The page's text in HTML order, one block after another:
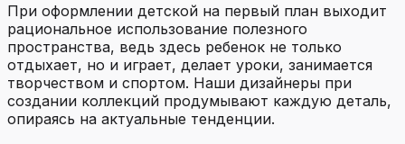
При оформлении детской на первый план выходит
рациональное использование полезного
пространства, ведь здесь ребенок не только
отдыхает, но и играет, делает уроки, занимается
творчеством и спортом. Наши дизайнеры при
создании коллекций продумывают каждую деталь,
опираясь на актуальные тенденции.